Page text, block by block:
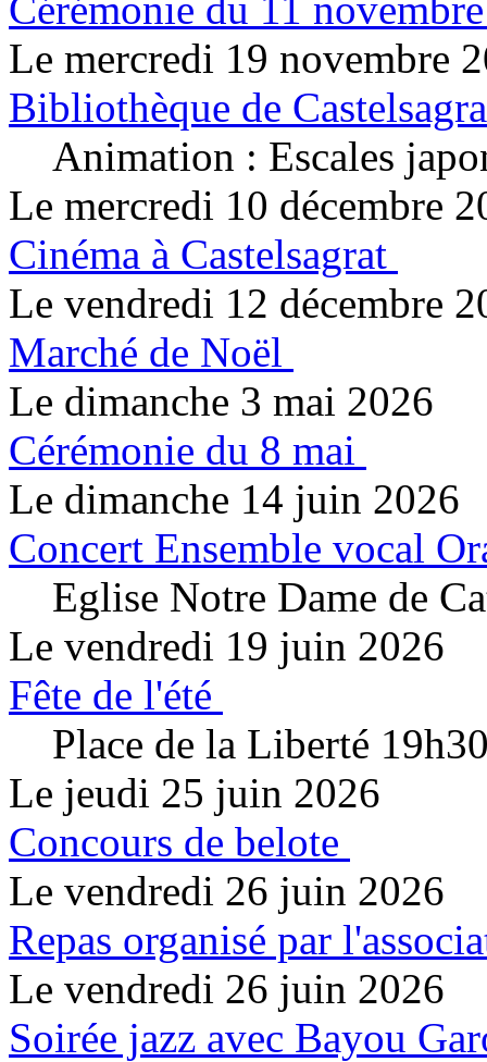
Le mercredi 19 novembre
Bibliothèque de
Animation : Escales
Le mercredi 10 décembre
Cinéma à Castelsagrat
Le vendredi 12 décembre
Marché de Noël
Le dimanche 3 mai 2026
Cérémonie du 8 mai
Le dimanche 14 juin 2026
Concert Ensemble vocal
Eglise Notre Dame de
Le vendredi 19 juin 2026
Fête de l'été
Place de la Liberté
Le jeudi 25 juin 2026
Concours de belote
Le vendredi 26 juin 2026
Repas organisé par
Le vendredi 26 juin 2026
Soirée jazz avec Bayou